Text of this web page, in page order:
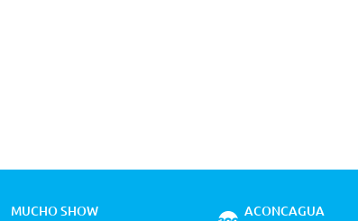
MUCHO SHOW ACONCAGUA